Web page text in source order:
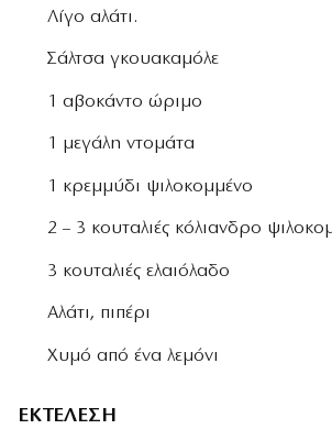
Λίγο αλάτι.
Σάλτσα γκουακαμόλε
1 αβοκάντο ώριμο
1 μεγάλη ντομάτα
1 κρεμμύδι ψιλοκομμένο
2 – 3 κουταλιές κόλιανδρο
3 κουταλιές ελαιόλαδο
Αλάτι, πιπέρι
Χυμό από ένα λεμόνι
ΕΚΤΕΛΕΣΗ